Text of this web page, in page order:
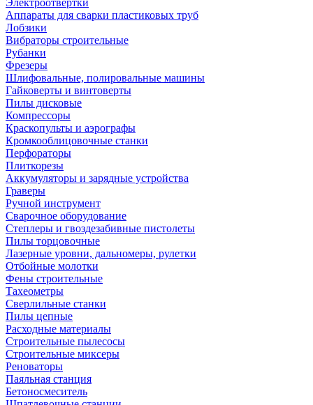
Электроотвертки
Аппараты для сварки пластиковых труб
Лобзики
Вибраторы строительные
Рубанки
Фрезеры
Шлифовальные, полировальные машины
Гайковерты и винтоверты
Пилы дисковые
Компрессоры
Краскопульты и аэрографы
Кромкооблицовочные станки
Перфораторы
Плиткорезы
Аккумуляторы и зарядные устройства
Граверы
Ручной инструмент
Сварочное оборудование
Степлеры и гвоздезабивные пистолеты
Пилы торцовочные
Лазерные уровни, дальномеры, рулетки
Отбойные молотки
Фены строительные
Тахеометры
Сверлильные станки
Пилы цепные
Расходные материалы
Строительные пылесосы
Строительные миксеры
Реноваторы
Паяльная станция
Бетоносмеситель